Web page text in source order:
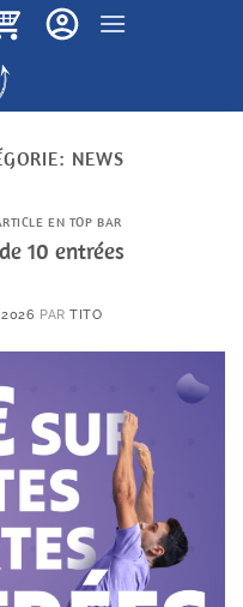
NEWS
EN TOP BAR
10 entrées
PARTITO